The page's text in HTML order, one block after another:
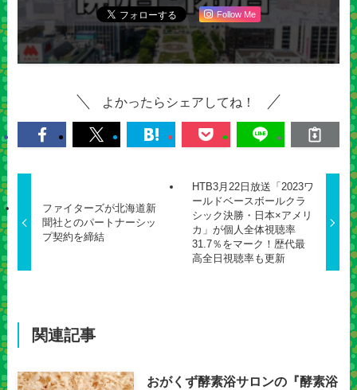
Follow Me
よかったらシェアしてね！
ファイターズが北海道新
聞社とのパートナーシッ
プ契約を締結
HTB3月22日放送「2023ワ
ールドベースボールクラ
シック決勝・日本×アメリ
カ」が個人全体視聴率
31.7％をマーク！歴代最
高全日視聴率も更新
関連記事
おがくず酵素浴サロンの『酵素浴